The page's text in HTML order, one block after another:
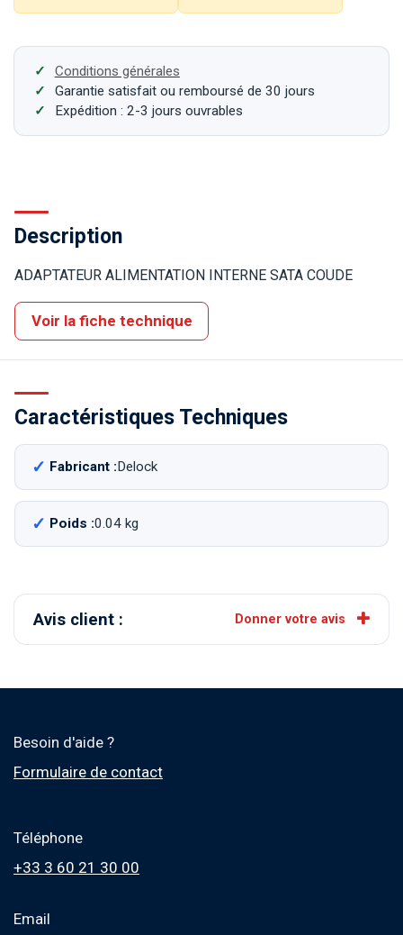
Conditions générales
Garantie satisfait ou remboursé de 30 jours
Expédition : 2-3 jours ouvrables
Description
ADAPTATEUR ALIMENTATION INTERNE SATA COUDE
Voir la fiche technique
Caractéristiques Techniques
Fabricant : Delock
Poids :0.04 kg
Avis client : Donner votre avis
Besoin d'aide ?
Formulaire de contact
Téléphone
+33 3 60 21 30 00
Email